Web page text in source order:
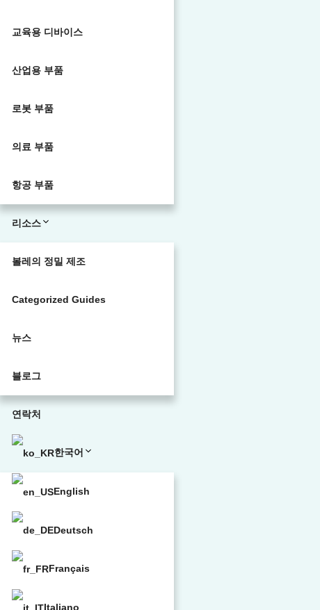
교육용 디바이스
산업용 부품
로봇 부품
의료 부품
항공 부품
리소스
볼레의 정밀 제조
Categorized Guides
뉴스
블로그
연락처
한국어
English
Deutsch
Français
Italiano